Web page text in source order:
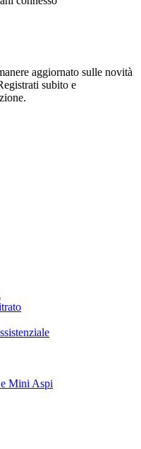
aggiornato sulle novità
subito e
Mini Aspi